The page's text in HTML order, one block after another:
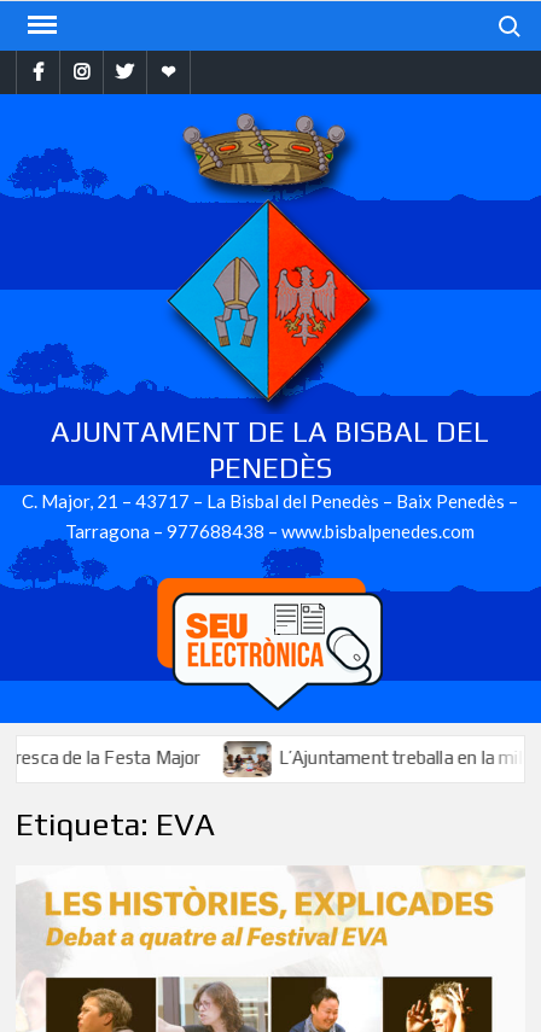
Skip
contentFacebookInstragram
TwitterEbando
AJUNTAMENT DE LA BISBAL DEL
PENEDÈS
C. Major, 21 – 43717 – La Bisbal del Penedès – Baix Penedès –
Tarragona – 977688438 – www.bisbalpenedes.com
de la Festa Major L’Ajuntament treballa en la millora i
Etiqueta: EVA